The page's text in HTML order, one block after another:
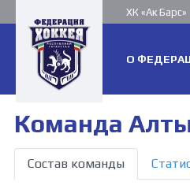
ХК «Ак Барс»
О
Команда
Состав команды